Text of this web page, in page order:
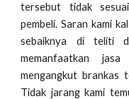
tersebut tidak
pembeli. Saran kami
sebaiknya di teliti
memanfaatkan
mengangkut
Tidak jarang kami